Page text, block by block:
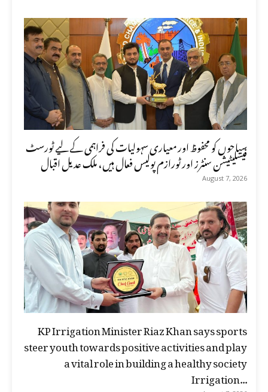
سیاحوں کو محفوظ اور معیاری سہولیات کی فراہمی کے لیے ٹورسٹ
فیسلیٹیشن سنٹرز اور ٹورازم پولیس فعال ہیں، ملک عدیل اقبال
August 7, 2026
KP Irrigation Minister Riaz Khan says sports
steer youth towards positive activities and play
a vital role in building a healthy society
Irrigation...